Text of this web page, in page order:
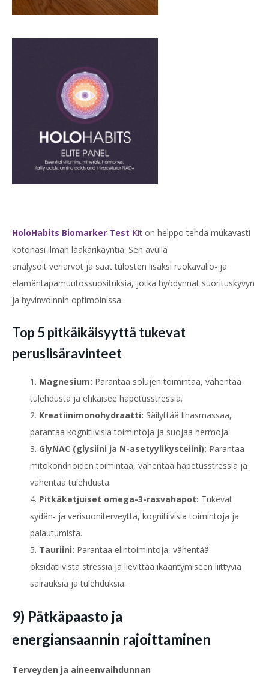
HoloHabits Biomarker Test Kit on helppo tehdä mukavasti
kotonasi ilman lääkärikäyntiä. Sen avulla
analysoit veriarvot ja saat tulosten lisäksi ruokavalio- ja
elämäntapamuutossuosituksia, jotka hyödynnät suorituskyvyn
ja hyvinvoinnin optimoinissa.
Top 5 pitkäikäisyyttä tukevat
peruslisäravinteet
Magnesium: Parantaa solujen toimintaa, vähentää
tulehdusta ja ehkäisee hapetusstressiä.
Kreatiinimonohydraatti: Säilyttää lihasmassaa,
parantaa kognitiivisia toimintoja ja suojaa hermoja.
GlyNAC (glysiini ja N-asetyylikysteiini): Parantaa
mitokondrioiden toimintaa, vähentää hapetusstressiä ja
vähentää tulehdusta.
Pitkäketjuiset omega-3-rasvahapot: Tukevat
sydän- ja verisuoniterveyttä, kognitiivisia toimintoja ja
palautumista.
Tauriini: Parantaa elintoimintoja, vähentää
oksidatiivista stressiä ja lievittää ikääntymiseen liittyviä
sairauksia ja tulehduksia.
9) Pätkäpaasto ja
energiansaannin rajoittaminen
Terveyden ja aineenvaihdunnan